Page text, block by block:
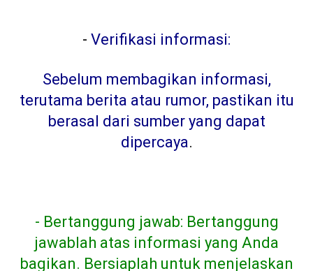
- Verifikasi informasi:
Sebelum membagikan informasi,
terutama berita atau rumor, pastikan itu
berasal dari sumber yang dapat
dipercaya.
- Bertanggung jawab: Bertanggung
jawablah atas informasi yang Anda
bagikan. Bersiaplah untuk menjelaskan